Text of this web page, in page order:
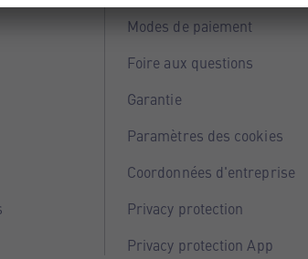
Modes de paiement
Foire aux questions
Garantie
Paramètres des cookies
Coordonnées d'entreprise
Privacy protection
Privacy protection App